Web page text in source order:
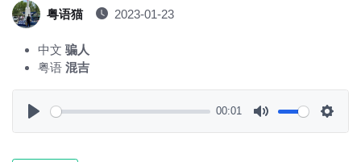
粤语猫 2023-01-23
中文 骗人
粤语 混吉
00:01